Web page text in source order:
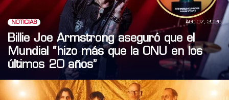
NOTICIAS AGO 07, 2026
Billie Joe Armstrong aseguró que el
Mundial “hizo más que la ONU en los
últimos 20 años”